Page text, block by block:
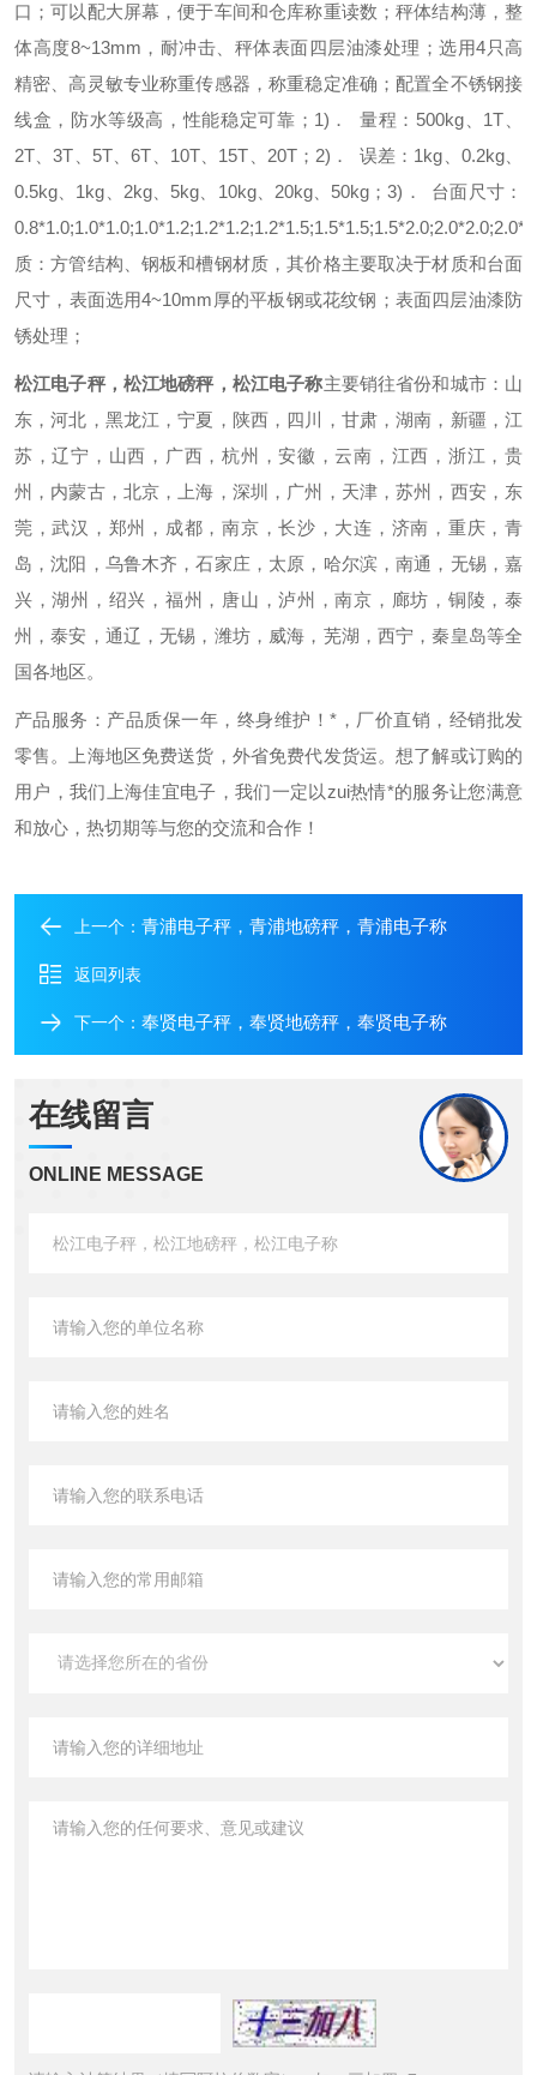
口；可以配大屏幕，便于车间和仓库称重读数； 秤体结构薄，整
体高度8~13mm，耐冲击、秤体表面四层油漆处理； 选用4只高
精密、高灵敏专业称重传感器，称重稳定准确； 配置全不锈钢接
线盒，防水等级高，性能稳定可靠； 1)． 量程： 500kg、1T、
2T、3T、5T、6T、10T、15T、20T； 2)． 误差： 1kg、0.2kg、
0.5kg、1kg、2kg、5kg、10kg、20kg、50kg；3)． 台面尺寸：
质：方管结构、钢板和槽钢材质，其价格主要取决于材质和台面
尺寸，表面选用4~10mm厚的平板钢或花纹钢；表面四层油漆防
锈处理；
松江电子秤，松江地磅秤，松江电子称主要销往省份和城市：山
东，河北，黑龙江，宁夏，陕西，四川，甘肃，湖南，新疆，江
苏，辽宁，山西，广西，杭州，安徽，云南，江西，浙江，贵
州，内蒙古，北京，上海，深圳，广州，天津，苏州，西安，东
莞，武汉，郑州，成都，南京，长沙，大连，济南，重庆，青
岛，沈阳，乌鲁木齐，石家庄，太原，哈尔滨，南通，无锡，嘉
兴，湖州，绍兴，福州，唐山，泸州，南京，廊坊，铜陵，泰
州，泰安，通辽，无锡，潍坊，威海，芜湖，西宁，秦皇岛等全
国各地区。
产品服务：产品质保一年，终身维护！*，厂价直销，经销批发
零售。上海地区免费送货，外省免费代发货运。想了解或订购的
用户，我们上海佳宜电子，我们一定以zui热情*的服务让您满意
和放心，热切期等与您的交流和合作！
上一个： 青浦电子秤，青浦地磅秤，青浦电子称
返回列表
下一个： 奉贤电子秤，奉贤地磅秤，奉贤电子称
在线留言
ONLINE MESSAGE